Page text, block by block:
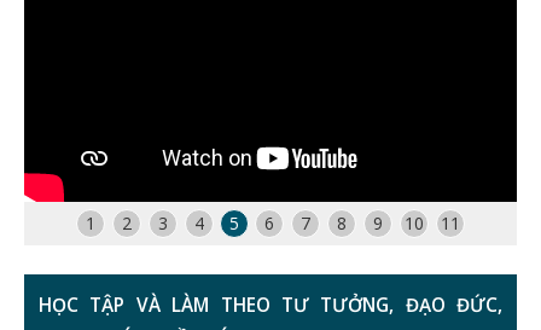
1 2 3 4 5 6 7 8 9 10 11
HỌC TẬP VÀ LÀM THEO TƯ TƯỞNG, ĐẠO ĐỨC,